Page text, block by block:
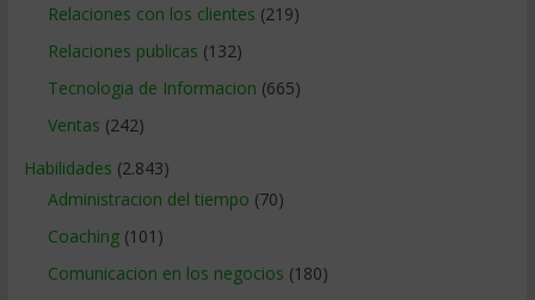
Relaciones con los clientes (219)
Relaciones publicas (132)
Tecnologia de Informacion (665)
Ventas (242)
Habilidades (2.843)
Administracion del tiempo (70)
Coaching(101)
Comunicacion en los negocios (180)